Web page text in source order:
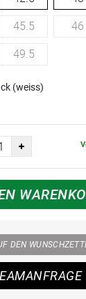
45.5 46
49.5
(weiss)
DEN